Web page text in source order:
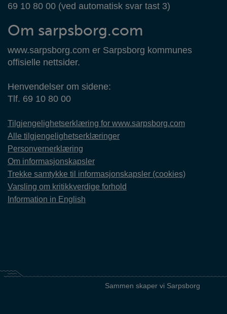
69 10 80 00 (ved automatisk svar tast 3)
Om sarpsborg.com
www.sarpsborg.com er Sarpsborg kommunes
offisielle nettsider.
Henvendelser om sidene:
Tlf. 69 10 80 00
Tilgjengelighetserklæring for www.sarpsborg.com
Alle tilgjengelighetserklæringer
Personvernerklæring
Om informasjonskapsler
Trekke samtykke til informasjonskapsler (cookies)
Varsling om kritikkverdige forhold
Information in English
Sammen skaper vi Sarpsborg